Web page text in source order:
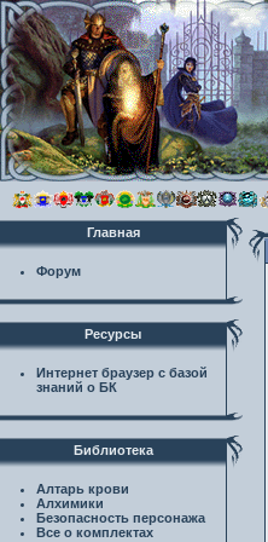
Главная
Форум
Ресурсы
Интернет браузер с базой
знаний о БК
Библиотека
Алтарь крови
Алхимики
Безопасность персонажа
Все о комплектах